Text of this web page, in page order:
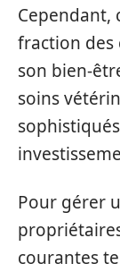
Cependant,
fraction des
son bien-
soins
Pour gérer
courantes